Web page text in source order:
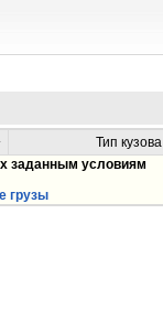
Тип кузова
заданным условиям
грузы